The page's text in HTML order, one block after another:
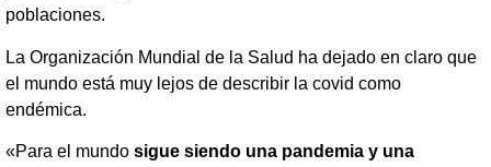
poblaciones.
La Organización Mundial de la Salud ha dejado en claro que
el mundo está muy lejos de describir la covid como
endémica.
«Para el mundo sigue siendo una pandemia y una